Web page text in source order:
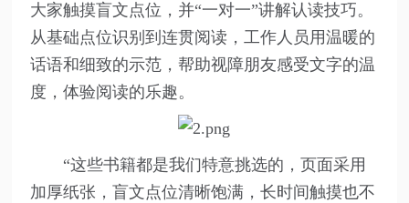
大家触摸盲文点位，并“一对一”讲解认读技巧。
从基础点位识别到连贯阅读，工作人员用温暖的
话语和细致的示范，帮助视障朋友感受文字的温
度，体验阅读的乐趣。
“这些书籍都是我们特意挑选的，页面采用
加厚纸张，盲文点位清晰饱满，长时间触摸也不